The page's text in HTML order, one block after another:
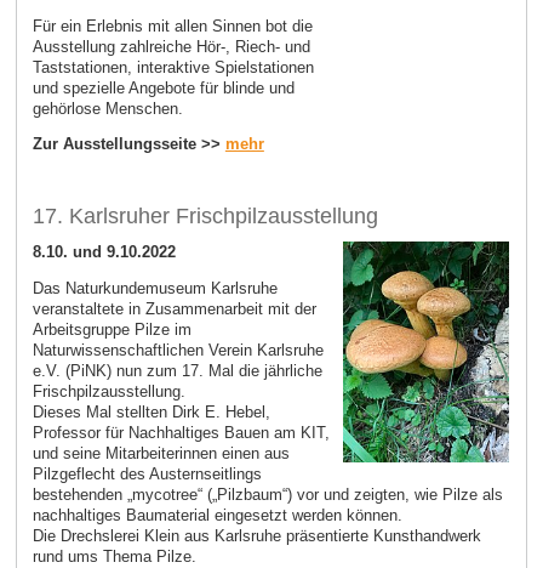
Für ein Erlebnis mit allen Sinnen bot die
Ausstellung zahlreiche Hör-, Riech- und
Taststationen, interaktive Spielstationen
und spezielle Angebote für blinde und
gehörlose Menschen.
Zur Ausstellungsseite >> mehr
17. Karlsruher Frischpilzausstellung
8.10. und 9.10.2022
Das Naturkundemuseum Karlsruhe
veranstaltete in Zusammen­arbeit mit der
Arbeitsgruppe Pilze im
Naturwissenschaftlichen Verein Karlsruhe
e.V. (PiNK) nun zum 17. Mal die jährliche
Frischpilzausstellung.
Dieses Mal stellten Dirk E. Hebel,
Professor für Nachhaltiges Bauen am KIT,
und seine Mitarbeiterinnen einen aus
Pilzgeflecht des Austernseitlings
bestehenden „mycotree“ („Pilzbaum“) vor und zeigten, wie Pilze als
nachhaltiges Baumaterial eingesetzt werden können.
Die Drechslerei Klein aus Karlsruhe präsentierte Kunsthand­werk
rund ums Thema Pilze.